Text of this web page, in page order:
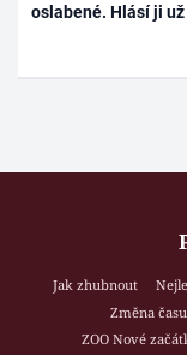
oslabené. Hlásí ji už
Jak zhubnout
Změna času
ZOO Nové